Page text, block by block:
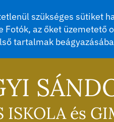
szükséges sütiket
Fotók, az őket
tartalmak
ISKOLA és